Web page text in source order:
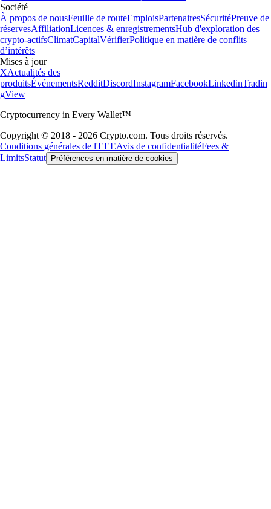
Société
À propos de nousFeuille de routeEmploisPartenairesSécuritéPreuve de
réservesAffiliationLicences & enregistrementsHub d'exploration des
crypto-actifsClimatCapitalVérifierPolitique en matière de conflits
d’intérêts
Mises à jour
XActualités des
produitsÉvénementsRedditDiscordInstagramFacebookLinkedinTradin
gView
Cryptocurrency in Every Wallet™
Copyright © 2018 - 2026 Crypto.com. Tous droits réservés.
Conditions générales de l'EEEAvis de confidentialitéFees &
LimitsStatut Préférences en matière de cookies